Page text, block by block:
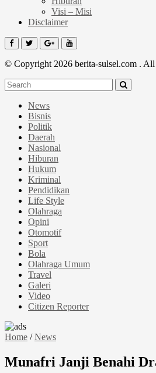
Visi – Misi
Disclaimer
© Copyright 2026 berita-sulsel.com . All
News
Bisnis
Politik
Daerah
Nasional
Hiburan
Hukum
Kriminal
Pendidikan
Life Style
Olahraga
Opini
Otomotif
Sport
Bola
Olahraga Umum
Travel
Galeri
Video
Citizen Reporter
Home /News
Munafri Janji Benahi